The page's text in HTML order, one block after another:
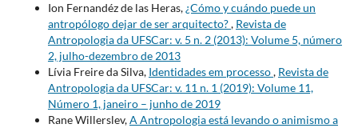
Ion Fernandéz de las Heras,¿Cómo y cuándo puede un
antropólogo dejar de ser arquitecto?, Revista de
Antropologia da UFSCar: v. 5 n. 2 (2013): Volume 5, número
2, julho-dezembro de 2013
Lívia Freire da Silva, Identidades em processo, Revista de
Antropologia da UFSCar: v. 11 n. 1 (2019): Volume 11,
Número 1, janeiro – junho de 2019
Rane Willerslev,A Antropologia está levando o animismo a